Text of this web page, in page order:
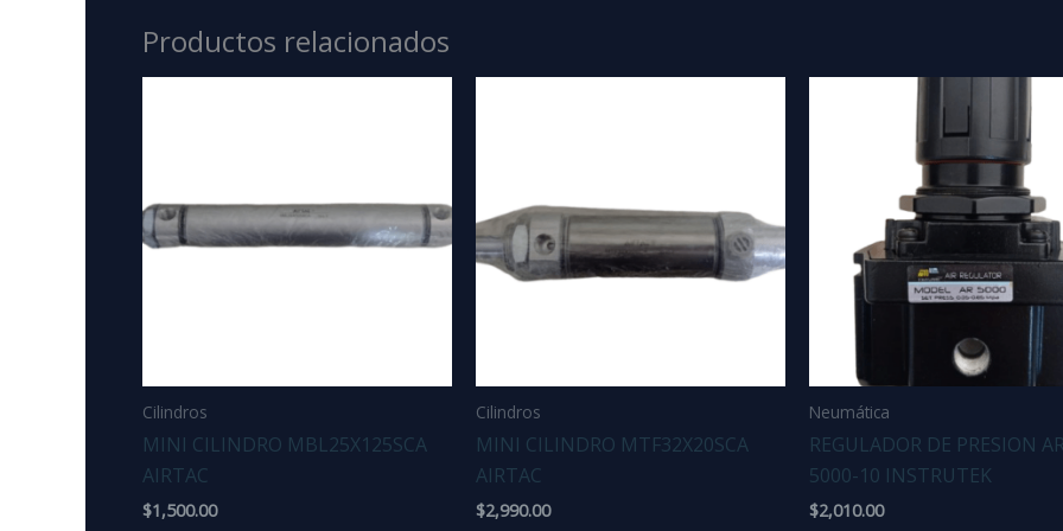
Productos relacionados
Cilindros
MINI CILINDRO MBL25X125SCA
AIRTAC
$1,500.00
Cilindros
MINI CILINDRO MTF32X20SCA
AIRTAC
$2,990.00
Neumática
REGULADOR DE PRESION
5000-10 INSTRUTEK
$2,010.00